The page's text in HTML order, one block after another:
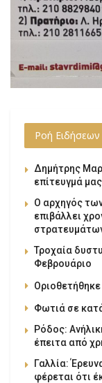
Ροή Ειδήσεων
Δημήτρης
επίτευγμά
Ο αρχηγός
επιβάλλει
Τροχαία
Φεβρουάριο
Φωτιά σε
Ρόδος:
έπειτα από
Γαλλία:
φέρεται ότι